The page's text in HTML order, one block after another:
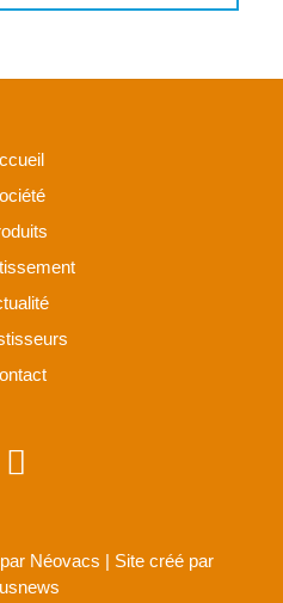
Néovacs | Site créé par